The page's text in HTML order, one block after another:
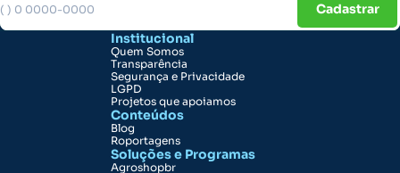
Cadastrar
Institucional
Quem Somos
Transparência
Segurança e Privacidade
LGPD
Projetos que apoiamos
Conteúdos
Blog
Roportagens
Soluções e Programas
Agroshopbr